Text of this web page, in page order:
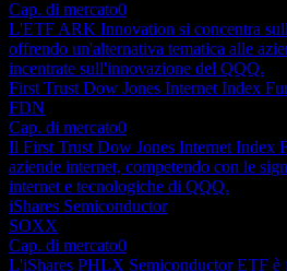
Cap. di mercato0
L'ETF ARK Innovation si concentra
offrendo un'alternativa tematica alle
incentrate sull'innovazione del QQQ.
First Trust Dow Jones Internet Index
FDN
Cap. di mercato0
Il First Trust Dow Jones Internet Index
aziende internet, competendo con le
internet e tecnologiche di QQQ.
iShares Semiconductor
SOXX
Cap. di mercato0
L'iShares PHLX Semiconductor ETF è